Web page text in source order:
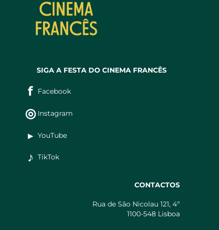
SIGA A FESTA DO CINEMA FRANCÊS
f Facebook
◎ Instagram
▶ YouTube
♪ TikTok
CONTACTOS
Rua de São Nicolau 121, 4º
1100-548 Lisboa